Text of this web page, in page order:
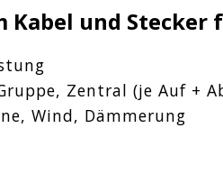
und Stecker
Zentral (je Auf +
Wind, Dämmerung